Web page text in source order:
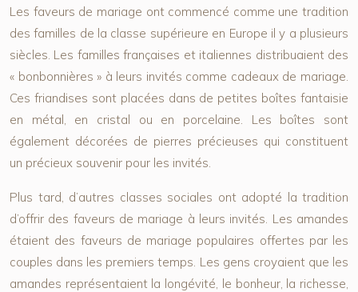
Les faveurs de mariage ont commencé comme une tradition
des familles de la classe supérieure en Europe il y a plusieurs
siècles. Les familles françaises et italiennes distribuaient des
« bonbonnières » à leurs invités comme cadeaux de mariage.
Ces friandises sont placées dans de petites boîtes fantaisie
en métal, en cristal ou en porcelaine. Les boîtes sont
également décorées de pierres précieuses qui constituent
un précieux souvenir pour les invités.
Plus tard, d’autres classes sociales ont adopté la tradition
d’offrir des faveurs de mariage à leurs invités. Les amandes
étaient des faveurs de mariage populaires offertes par les
couples dans les premiers temps. Les gens croyaient que les
amandes représentaient la longévité, le bonheur, la richesse,